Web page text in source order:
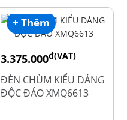
+ Thêm
3.375.000đ(VAT)
4.500.000
ĐÈN CHÙM KIỂU DÁNG
ĐỘC ĐÁO XMQ6613